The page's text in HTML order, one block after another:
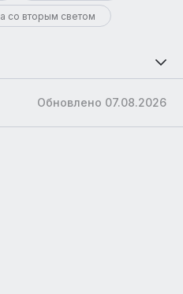
со вторым светом
Обновлено 07.08.2026